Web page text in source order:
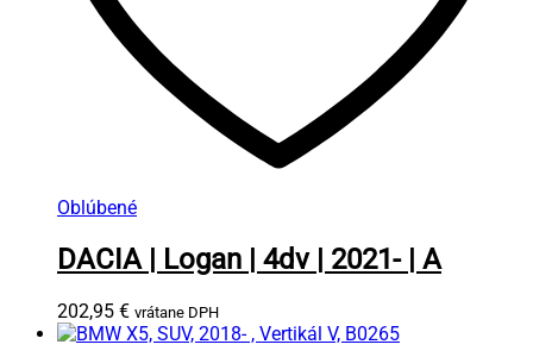
Oblúbené
DACIA | Logan | 4dv | 2021- | A
202,95 € vrátane DPH